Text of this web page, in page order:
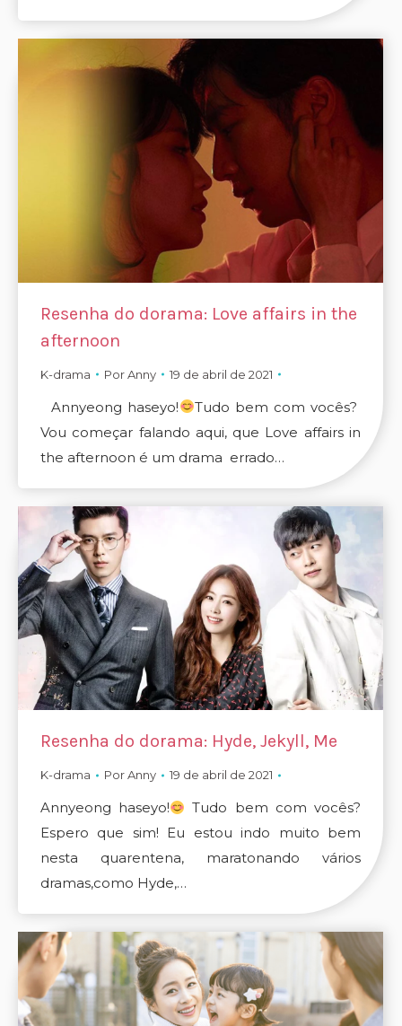
Resenha do dorama: Love affairs in the
afternoon
K-drama PorAnny 19 de abril de 2021
Annyeong haseyo!
Tudo bem com vocês?
Vou começar falando aqui, que Love affairs in
the afternoon é um drama errado…
Resenha do dorama: Hyde, Jekyll, Me
K-drama PorAnny 19 de abril de 2021
Annyeong haseyo!
Tudo bem com vocês?
Espero que sim! Eu estou indo muito bem
nesta quarentena, maratonando vários
dramas,como Hyde,…